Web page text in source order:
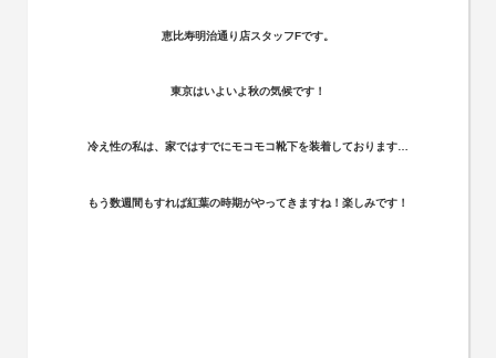
恵比寿明治通り店スタッフFです。
東京はいよいよ秋の気候です！
冷え性の私は、家ではすでにモコモコ靴下を装着しております…
もう数週間もすれば紅葉の時期がやってきますね！楽しみです！